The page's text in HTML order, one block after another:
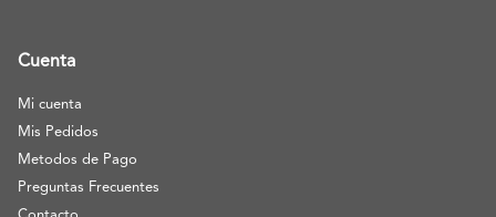
Cuenta
Mi cuenta
Mis Pedidos
Metodos de Pago
Preguntas Frecuentes